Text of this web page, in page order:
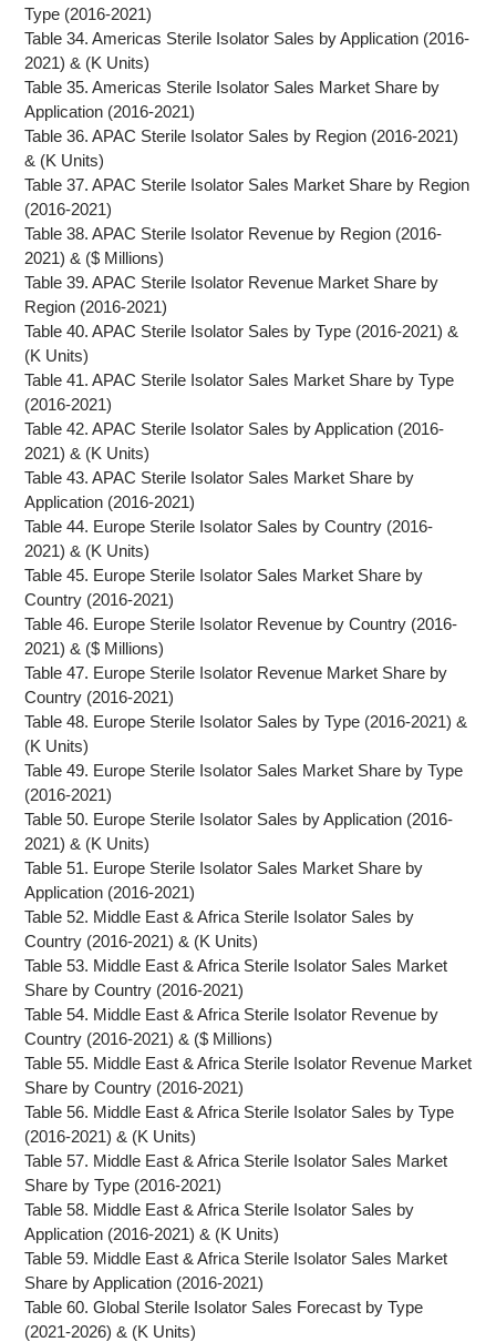
Type (2016-2021)
Table 34. Americas Sterile Isolator Sales by Application (2016-
2021) & (K Units)
Table 35. Americas Sterile Isolator Sales Market Share by
Application (2016-2021)
Table 36. APAC Sterile Isolator Sales by Region (2016-2021)
& (K Units)
Table 37. APAC Sterile Isolator Sales Market Share by Region
(2016-2021)
Table 38. APAC Sterile Isolator Revenue by Region (2016-
2021) & ($ Millions)
Table 39. APAC Sterile Isolator Revenue Market Share by
Region (2016-2021)
Table 40. APAC Sterile Isolator Sales by Type (2016-2021) &
(K Units)
Table 41. APAC Sterile Isolator Sales Market Share by Type
(2016-2021)
Table 42. APAC Sterile Isolator Sales by Application (2016-
2021) & (K Units)
Table 43. APAC Sterile Isolator Sales Market Share by
Application (2016-2021)
Table 44. Europe Sterile Isolator Sales by Country (2016-
2021) & (K Units)
Table 45. Europe Sterile Isolator Sales Market Share by
Country (2016-2021)
Table 46. Europe Sterile Isolator Revenue by Country (2016-
2021) & ($ Millions)
Table 47. Europe Sterile Isolator Revenue Market Share by
Country (2016-2021)
Table 48. Europe Sterile Isolator Sales by Type (2016-2021) &
(K Units)
Table 49. Europe Sterile Isolator Sales Market Share by Type
(2016-2021)
Table 50. Europe Sterile Isolator Sales by Application (2016-
2021) & (K Units)
Table 51. Europe Sterile Isolator Sales Market Share by
Application (2016-2021)
Table 52. Middle East & Africa Sterile Isolator Sales by
Country (2016-2021) & (K Units)
Table 53. Middle East & Africa Sterile Isolator Sales Market
Share by Country (2016-2021)
Table 54. Middle East & Africa Sterile Isolator Revenue by
Country (2016-2021) & ($ Millions)
Table 55. Middle East & Africa Sterile Isolator Revenue Market
Share by Country (2016-2021)
Table 56. Middle East & Africa Sterile Isolator Sales by Type
(2016-2021) & (K Units)
Table 57. Middle East & Africa Sterile Isolator Sales Market
Share by Type (2016-2021)
Table 58. Middle East & Africa Sterile Isolator Sales by
Application (2016-2021) & (K Units)
Table 59. Middle East & Africa Sterile Isolator Sales Market
Share by Application (2016-2021)
Table 60. Global Sterile Isolator Sales Forecast by Type
(2021-2026) & (K Units)